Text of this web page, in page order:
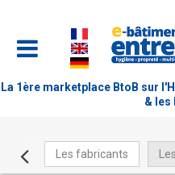
La 1ère marketplace BtoB sur
& les
Les fabricants